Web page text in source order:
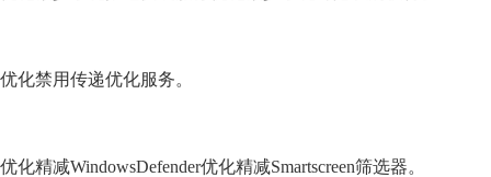
优化禁用传递优化服务。
优化精减WindowsDefender优化精减Smartscreen筛选器。